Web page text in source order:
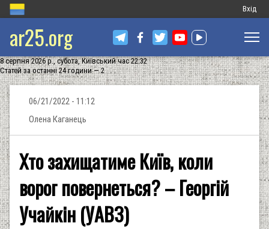
Меню
запису
Вхід
ar25.org
8 серпня 2026 р., субота, Київський час 22:32
Статей за останні 24 години — 2
06/21/2022 - 11:12
Олена Каганець
Хто захищатиме Київ, коли
ворог повернеться? – Георгій
Учайкін (УАВЗ)